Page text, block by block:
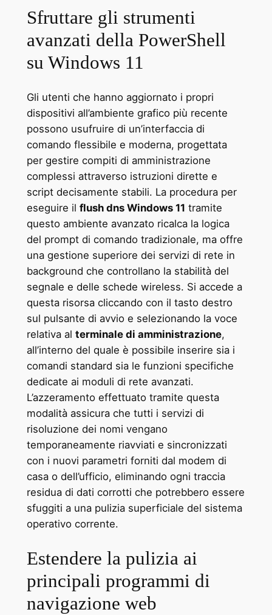
Sfruttare gli strumenti
avanzati della PowerShell
su Windows 11
Gli utenti che hanno aggiornato i propri
dispositivi all’ambiente grafico più recente
possono usufruire di un’interfaccia di
comando flessibile e moderna, progettata
per gestire compiti di amministrazione
complessi attraverso istruzioni dirette e
script decisamente stabili. La procedura per
eseguire il flush dns Windows 11 tramite
questo ambiente avanzato ricalca la logica
del prompt di comando tradizionale, ma offre
una gestione superiore dei servizi di rete in
background che controllano la stabilità del
segnale e delle schede wireless. Si accede a
questa risorsa cliccando con il tasto destro
sul pulsante di avvio e selezionando la voce
relativa al terminale di amministrazione,
all’interno del quale è possibile inserire sia i
comandi standard sia le funzioni specifiche
dedicate ai moduli di rete avanzati.
L’azzeramento effettuato tramite questa
modalità assicura che tutti i servizi di
risoluzione dei nomi vengano
temporaneamente riavviati e sincronizzati
con i nuovi parametri forniti dal modem di
casa o dell’ufficio, eliminando ogni traccia
residua di dati corrotti che potrebbero essere
sfuggiti a una pulizia superficiale del sistema
operativo corrente.
Estendere la pulizia ai
principali programmi di
navigazione web